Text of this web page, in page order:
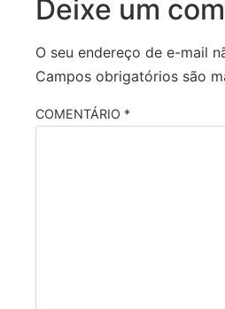
Deixe um
O seu endereço de e-mail
Campos obrigatórios são
COMENTÁRIO *